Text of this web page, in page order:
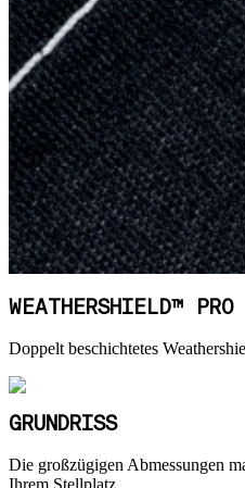
WEATHERSHIELD™ PRO
Doppelt beschichtetes
GRUNDRISS
Die großzügigen Abmessungen
Ihrem Stellplatz